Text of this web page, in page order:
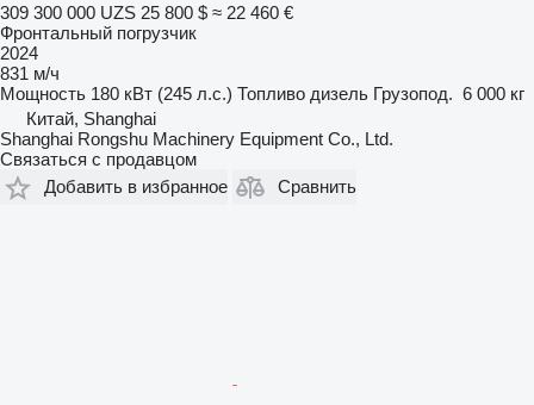
309 300 000 UZS 25 800 $ ≈ 22 460 €
Фронтальный погрузчик
2024
831 м/ч
Мощность 180 кВт (245 л.с.) Топливо дизель Грузопод. 6 000 кг
Китай, Shanghai
Shanghai Rongshu Machinery Equipment Co., Ltd.
Связаться с продавцом
Добавить в избранное
Сравнить